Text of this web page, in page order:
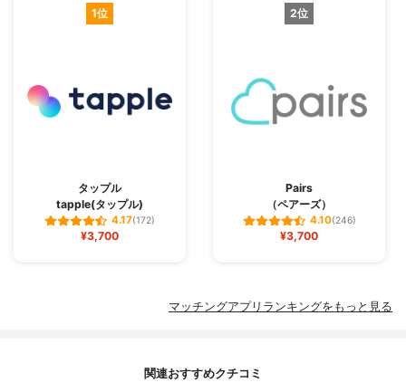
1位
タップル
tapple(タップル)
4.17(172)
¥3,700
2位
Pairs
（ペアーズ）
4.10(246)
¥3,700
マッチングアプリランキングをもっと見る
関連おすすめクチコミ